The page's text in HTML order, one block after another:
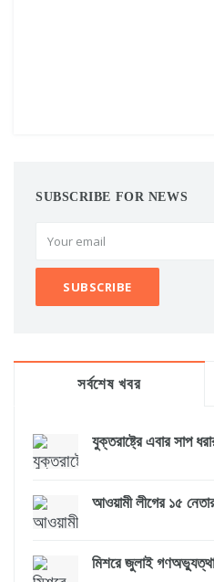
SUBSCRIBE FOR NEWS
সর্বশেষ খবর
যুক্তরাষ্ট্রে এবার সাপ
আওয়ামী লীগের ১৫
মিশরে জুলাই